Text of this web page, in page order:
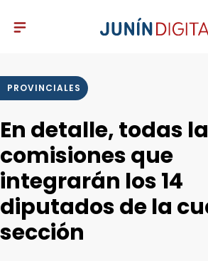
PROVINCIALES
En detalle, todas
comisiones que
integrarán los 14
diputados de la
sección